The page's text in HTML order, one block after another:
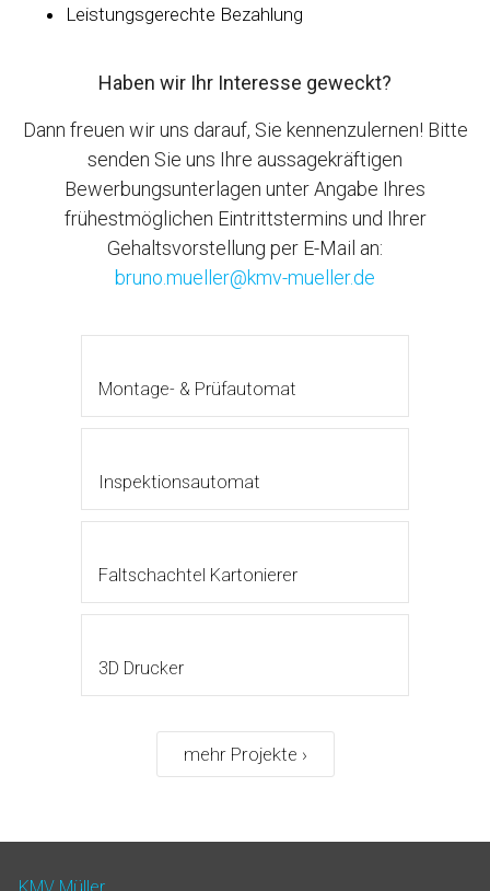
Leistungsgerechte Bezahlung
Haben wir Ihr Interesse geweckt?
Dann freuen wir uns darauf, Sie kennenzulernen! Bitte
senden Sie uns Ihre aussagekräftigen
Bewerbungsunterlagen unter Angabe Ihres
frühestmöglichen Eintrittstermins und Ihrer
Gehaltsvorstellung per E-Mail an:
bruno.mueller@kmv-mueller.de
Montage- & Prüfautomat
Inspektionsautomat
Faltschachtel Kartonierer
3D Drucker
mehr Projekte ›